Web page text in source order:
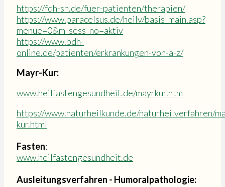
https://fdh-sh.de/fuer-patienten/therapien/
https://www.paracelsus.de/heilv/basis_main.asp?
menue=0&m_sess_no=aktiv
https://www.bdh-
online.de/patienten/erkrankungen-von-a-z/
Mayr-Kur:
www.heilfastengesundheit.de/mayrkur.htm
https://www.naturheilkunde.de/naturheilverfahren/
kur.html
Fasten:
www.heilfastengesundheit.de
Ausleitungsverfahren - Humoralpathologie: